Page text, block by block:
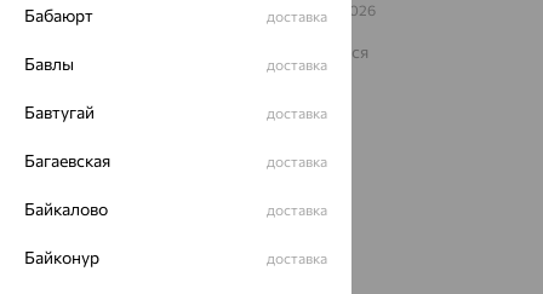
© ООО «Ювелирный дом «Кристалл»,
– 2026
Архив акций
Карта сайта
На информационном ресурсе применяются
рекомендательные технологии
ОГРН 1044800168379
Политика конфеденциальности
Разработка сайта —
Бабаюрт доставка
Бавлы доставка
Бавтугай доставка
Багаевская доставка
Байкалово доставка
Байконур доставка